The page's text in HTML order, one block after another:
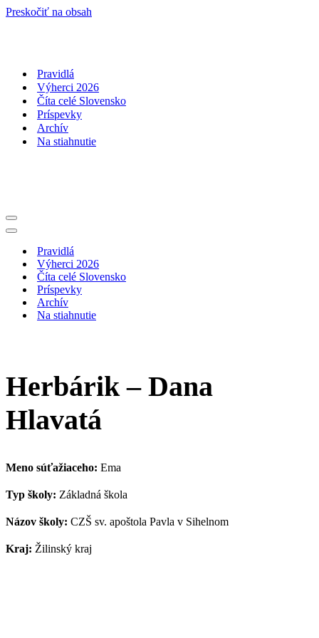
Preskočiť na obsah
Pravidlá
Výherci 2026
Číta celé Slovensko
Príspevky
Archív
Na stiahnutie
Menu
navigácie
Menu
navigáciePravidlá
Výherci 2026
Číta celé Slovensko
Príspevky
Archív
Na stiahnutie
Herbárik – Dana
Hlavatá
Meno súťažiaceho: Ema
Typ školy: Základná škola
Názov školy: CZŠ sv. apoštola Pavla v Sihelnom
Kraj: Žilinský kraj